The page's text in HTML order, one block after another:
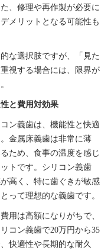
、修理や再作製が必要に
メリットとなる可能性も
な選択肢ですが、「見た
視する場合には、限界が
と費用対効果
ン義歯は、機能性と快適
金属床義歯は非常に薄
ため、食事の温度を感じ
トです。シリコン義歯
高く、特に歯ぐきが敏感
って理想的な義歯です。
用は高額になりがちで、
コン義歯で20万円から35
快適性や長期的な耐久